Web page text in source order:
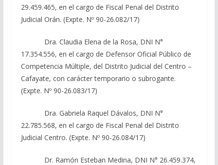
29.459.465, en el cargo de Fiscal Penal del Distrito
Judicial Orán. (Expte. Nº 90-26.082/17)
Dra. Claudia Elena de la Rosa, DNI N°
17.354.556, en el cargo de Defensor Oficial Público de
Competencia Múltiple, del Distrito Judicial del Centro –
Cafayate, con carácter temporario o subrogante.
(Expte. Nº 90-26.083/17)
Dra. Gabriela Raquel Dávalos, DNI N°
22.785.568, en el cargo de Fiscal Penal del Distrito
Judicial Centro. (Expte. Nº 90-26.084/17)
Dr. Ramón Esteban Medina, DNI N° 26.459.374,